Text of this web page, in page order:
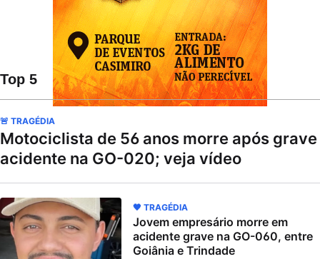
Top 5
🚨 TRAGÉDIA
Motociclista de 56 anos morre após grave
acidente na GO-020; veja vídeo
🖤 TRAGÉDIA
Jovem empresário morre em
acidente grave na GO-060, entre
Goiânia e Trindade